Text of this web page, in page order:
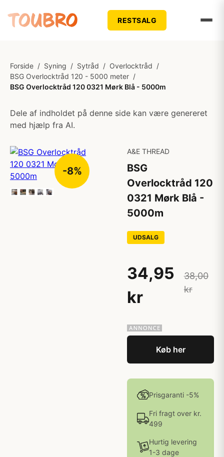
RESTSALG
Forside / Syning / Sytråd / Overlocktråd /
BSG Overlocktråd 120 - 5000 meter /
BSG Overlocktråd 120 0321 Mørk Blå - 5000m
Dele af indholdet på denne side kan være genereret
med hjælp fra AI.
-8%
A&E THREAD
BSG
Overlocktråd 120
0321 Mørk Blå -
5000m
UDSALG
34,95
kr
38,00
kr
Køb her
Prisgaranti -5%
Fri fragt over kr.
499
Hurtig levering
1-3 dage